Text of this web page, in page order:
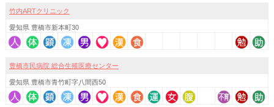
竹内ARTクリニック
愛知県 豊橋市新本町30
豊橋市民病院 総合生殖医療センター
愛知県 豊橋市青竹町字八間西50